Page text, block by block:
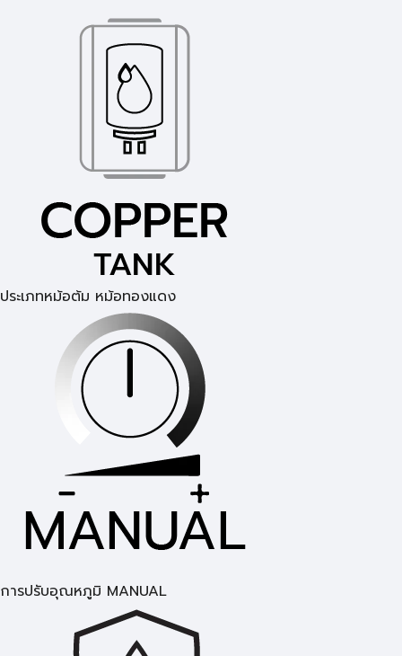
ประเภทหม้อต้ม หม้อทองแดง
การปรับอุณหภูมิ MANUAL